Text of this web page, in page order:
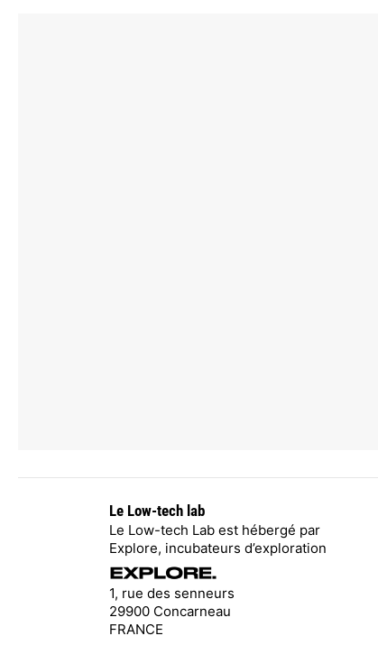
Le Low-tech lab
Le Low-tech Lab est hébergé par
Explore, incubateurs d’exploration
1, rue des senneurs
29900 Concarneau
FRANCE